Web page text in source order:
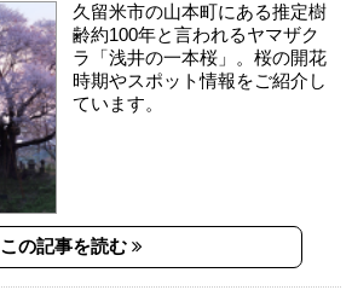
久留米市の山本町にある推定樹
齢約100年と言われるヤマザク
ラ「浅井の一本桜」。桜の開花
時期やスポット情報をご紹介し
ています。
この記事を読む